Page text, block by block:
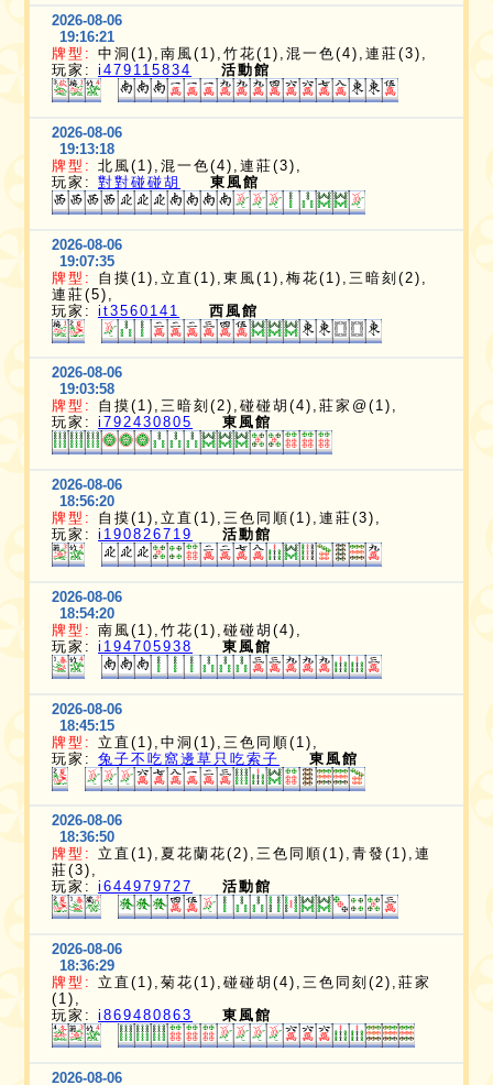
2026-08-06
19:16:21
牌型:
中洞(1),南風(1),竹花(1),混一色(4),連莊(3),
玩家:i479115834 活動館
2026-08-06
19:13:18
牌型:
北風(1),混一色(4),連莊(3),
玩家:對對碰碰胡 東風館
2026-08-06
19:07:35
牌型:
自摸(1),立直(1),東風(1),梅花(1),三暗刻(2),
連莊(5),
玩家:it3560141 西風館
2026-08-06
19:03:58
牌型:
自摸(1),三暗刻(2),碰碰胡(4),莊家@(1),
玩家:i792430805 東風館
2026-08-06
18:56:20
牌型:
自摸(1),立直(1),三色同順(1),連莊(3),
玩家:i190826719 活動館
2026-08-06
18:54:20
牌型:
南風(1),竹花(1),碰碰胡(4),
玩家:i194705938 東風館
2026-08-06
18:45:15
牌型:
立直(1),中洞(1),三色同順(1),
玩家:兔子不吃窩邊草只吃索子 東風館
2026-08-06
18:36:50
牌型:
立直(1),夏花蘭花(2),三色同順(1),青發(1),連
莊(3),
玩家:i644979727 活動館
2026-08-06
18:36:29
牌型:
立直(1),菊花(1),碰碰胡(4),三色同刻(2),莊家
(1),
玩家:i869480863 東風館
2026-08-06